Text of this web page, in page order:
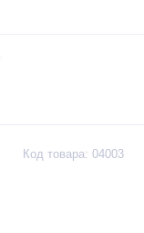
Код товара: 04003